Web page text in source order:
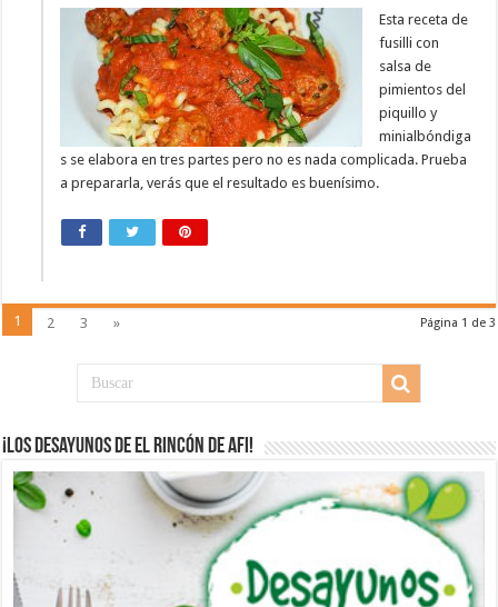
Esta receta de
fusilli con
salsa de
pimientos del
piquillo y
minialbóndiga
s se elabora en tres partes pero no es nada complicada. Prueba
a prepararla, verás que el resultado es buenísimo.
Página 1 de 3
1 2 3 »
¡Los desayunos de El Rincón de Afi!